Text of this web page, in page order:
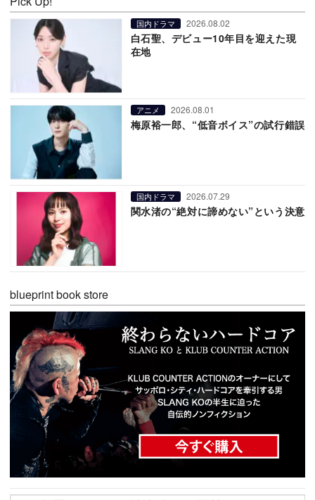
国内ドラマ 2026.08.02
白石聖、デビュー10年目を迎えた現
在地
アニメ 2026.08.01
梅原裕一郎、“低音ボイス”の試行錯誤
国内ドラマ 2026.07.29
関水渚の“絶対に諦めない”という決意
blueprint book store